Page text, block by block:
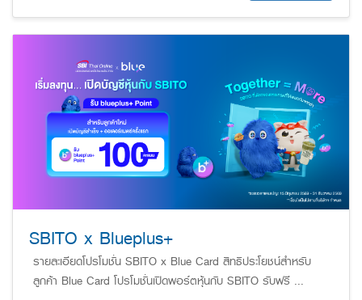
SBITO x Blueplus+
รายละเอียดโปรโมชั่น SBITO x Blue Card สิทธิประโยชน์สำหรับ
ลูกค้า Blue Card โปรโมชั่นเปิดพอร์ตหุ้นกับ SBITO รับฟรี ...